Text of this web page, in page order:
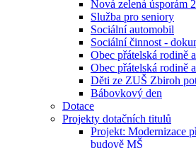
Nová zelená úsporám
Služba pro seniory
Sociální automobil
Sociální činnost -
Obec přátelská rodině
Obec přátelská rodině
Děti ze ZUŠ Zbiroh
Bábovkový den
Dotace
Projekty dotačních titulů
Projekt: Modernizace
budově MŠ